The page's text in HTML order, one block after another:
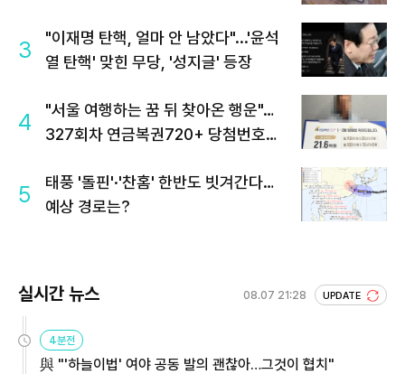
3
"이재명 탄핵, 얼마 안 남았다"...'윤석
열 탄핵' 맞힌 무당, '성지글' 등장
4
"서울 여행하는 꿈 뒤 찾아온 행운"…
327회차 연금복권720+ 당첨번호조
5
태풍 '돌핀'·'찬홈' 한반도 빗겨간다…
예상 경로는?
실시간 뉴스 08.07 21:28 UPDATE
4분전
與 "'하늘이법' 여야 공동 발의 괜찮아…그것이 협치"